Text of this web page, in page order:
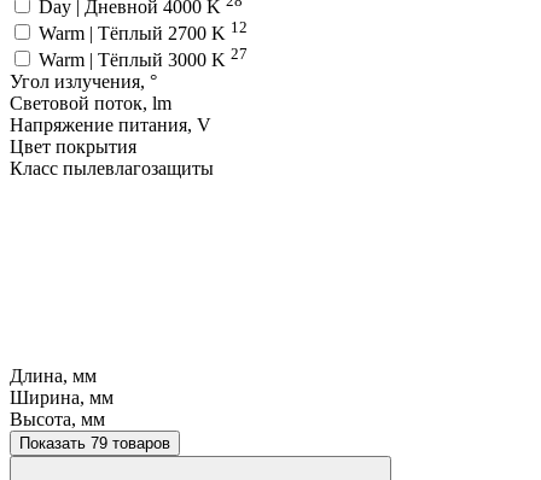
Day | Дневной 4000 K
Warm | Тёплый 2700 K 12
Warm | Тёплый 3000 K 27
Угол излучения, °
Световой поток, lm
Напряжение питания, V
Цвет покрытия
Класс пылевлагозащиты
Длина, мм
Ширина, мм
Высота, мм
Показать 79 товаров